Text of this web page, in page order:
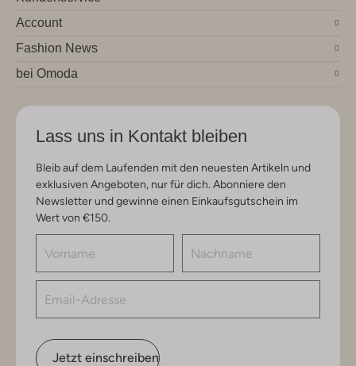
Account
Fashion News
bei Omoda
Lass uns in Kontakt bleiben
Bleib auf dem Laufenden mit den neuesten Artikeln und
exklusiven Angeboten, nur für dich. Abonniere den
Newsletter und gewinne einen Einkaufsgutschein im
Wert von €150.
Jetzt einschreiben